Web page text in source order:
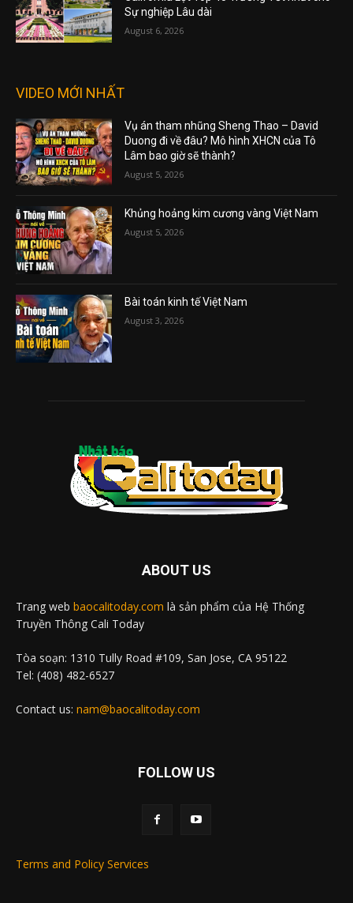
Sự nghiệp Lâu dài
August 6, 2026
VIDEO MỚI NHẤT
Vụ án tham nhũng Sheng Thao – David
Duong đi về đâu? Mô hình XHCN của Tô
Lâm bao giờ sẽ thành?
August 5, 2026
Khủng hoảng kim cương vàng Việt Nam
August 5, 2026
Bài toán kinh tế Việt Nam
August 3, 2026
ABOUT US
Trang web baocalitoday.com là sản phẩm của Hệ Thống
Truyền Thông Cali Today
Tòa soạn: 1310 Tully Road #109, San Jose, CA 95122
Tel: (408) 482-6527
Contact us: nam@baocalitoday.com
FOLLOW US
Terms and Policy Services